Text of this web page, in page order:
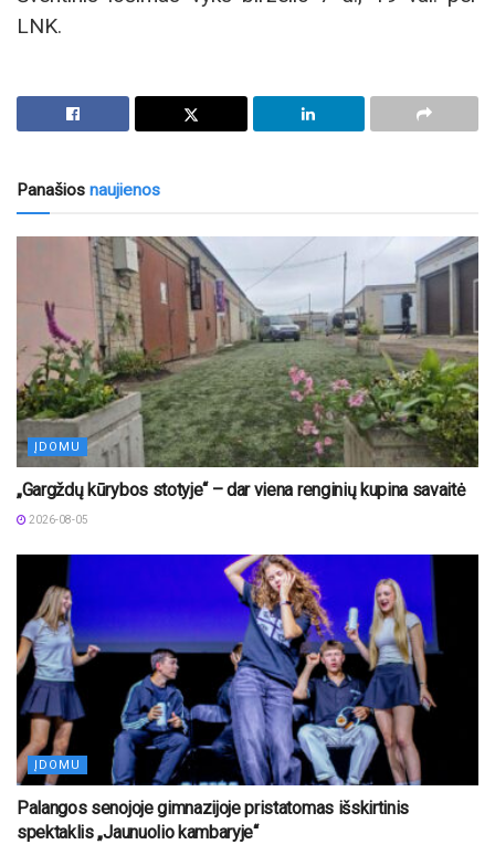
LNK.
Panašios naujienos
ĮDOMU
„Gargždų kūrybos stotyje“ – dar viena renginių kupina savaitė
2026-08-05
ĮDOMU
Palangos senojoje gimnazijoje pristatomas išskirtinis
spektaklis „Jaunuolio kambaryje“